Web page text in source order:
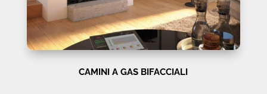
CAMINI A GAS BIFACCIALI